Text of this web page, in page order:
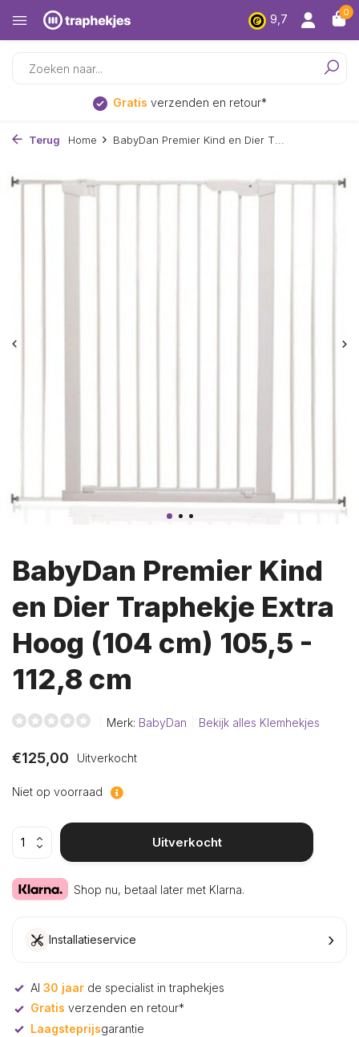
9,7
0
Gratis verzenden en retour*
Terug Home BabyDan Premier Kind en Dier T...
BabyDan Premier Kind
en Dier Traphekje Extra
Hoog (104 cm) 105,5 -
112,8 cm
Merk: BabyDan Bekijk alles Klemhekjes
€125,00 Uitverkocht
Niet op voorraad
Uitverkocht
Shop nu, betaal later met Klarna.
Installatieservice ›
Al 30 jaar de specialist in traphekjes
Gratis verzenden en retour*
Laagsteprijsgarantie